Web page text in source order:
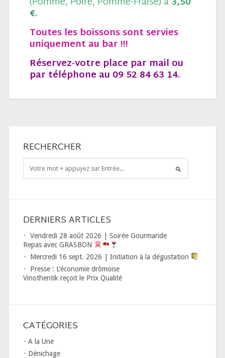
€.
Toutes les boissons sont servies
uniquement au bar !!!
Réservez-votre place par mail ou
par téléphone au 09 52 84 63 14.
RECHERCHER
DERNIERS ARTICLES
Vendredi 28 août 2026 | Soirée Gourmande
Repas avec GRASBON
Mercredi 16 sept. 2026 | Initiation à la dégustation
Presse : L’économie drômoise
Vinothentik reçoit le Prix Qualité
CATÉGORIES
A la Une
Dénichage